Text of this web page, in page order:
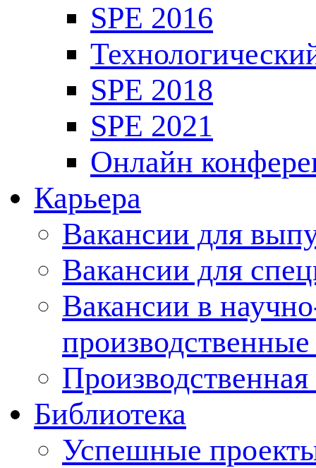
SPE 2016
SPE 2018
SPE 2021
Онлайн
Карьера
Вакансии для
Вакансии для
Вакансии в
Производственная
Библиотека
Успешные